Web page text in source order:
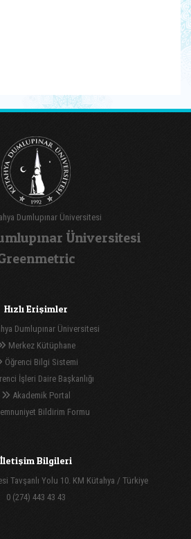
Dumlupınar Üniversitesi
Üniversitesi
Hızlı Erişimler
Dumlupınar Üniversitesi
Merkez Kütüphane
Öğrenci Bilgi Sistemi
İşleri Daire Başkanlığı
Akademik Portal
Bildirim Formu
İletişim Bilgileri
Tavşanlı Yolu 10. KM Kütahya / Türkiye
0 (274) 443 43 43